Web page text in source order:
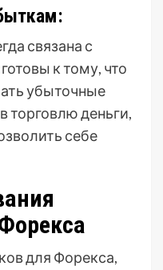
связана с
к тому, что
убыточные
торговлю деньги,
себе
для Форекса,